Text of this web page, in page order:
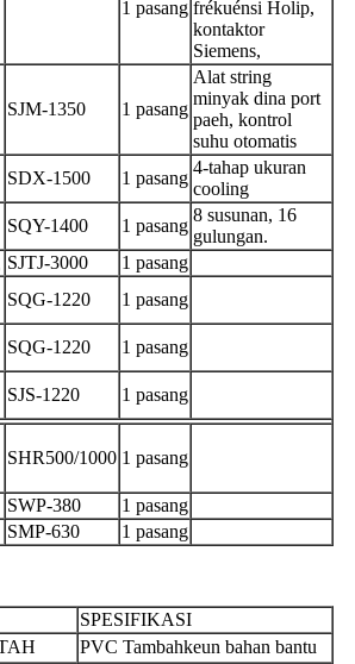
1 pasang frékuénsi Holip,
kontaktor
Siemens,
SJM-1350 1 pasang
Alat string
minyak dina port
paeh, kontrol
suhu otomatis
SDX-1500 1 pasang
4-tahap ukuran
cooling
SQY-1400 1 pasang
8 susunan, 16
gulungan.
SJTJ-3000
1 pasang
SQG-1220 1 pasang
SQG-1220 1 pasang
SJS-1220 1 pasang
SHR500/1000 1 pasang
SWP-380
1 pasang
SMP-630 1 pasang
SPESIFIKASI
PVC Tambahkeun bahan bantu